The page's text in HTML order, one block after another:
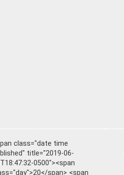
class="date time
title="2019-06-
0500"><span
span> <span